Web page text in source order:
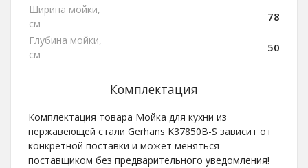
Ширина мойки,
см
78
Глубина мойки,
см
50
Комплектация
Комплектация товара Мойка для кухни из
нержавеющей стали Gerhans K37850B-S зависит от
конкретной поставки и может меняться
поставщиком без предварительного уведомления!